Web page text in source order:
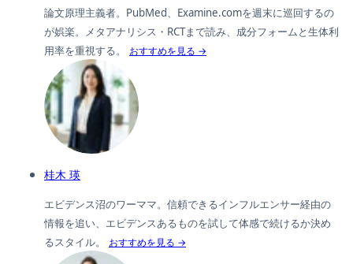
論文原理主義者。PubMed、Examine.comを週末に巡回するの
が娯楽。メタアナリシス・RCTまで読み、成分フォームと生体利
用率を重視する。
おすすめを見る →
桂木 瑛
エビデンス沼のワーママ。信頼できるインフルエンサー経由の
情報を追い、エビデンスあるものを試して体感で続けるか決め
るスタイル。
おすすめを見る →